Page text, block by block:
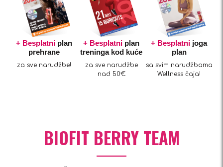
+ Besplatni plan
prehrane
za sve narudžbe!
+ Besplatni plan
treninga kod kuće
za sve narudžbe
nad 50€
+ Besplatni joga
plan
sa svim narudžbama
Wellness čaja!
BIOFIT BERRY TEAM